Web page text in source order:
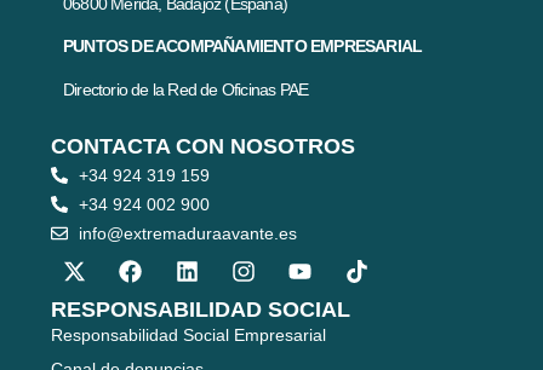
PUNTOS DE ACOMPAÑAMIENTO EMPRESARIAL
Directorio de la Red de Oficinas PAE
CONTACTA CON NOSOTROS
+34 924 319 159
+34 924 002 900
info@extremaduraavante.es
RESPONSABILIDAD SOCIAL
Responsabilidad Social Empresarial